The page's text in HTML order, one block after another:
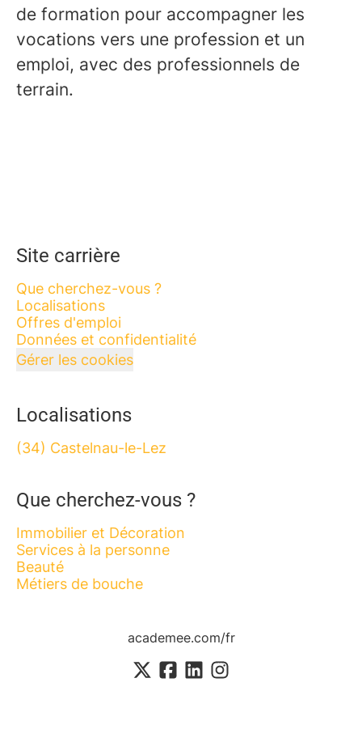
de formation pour accompagner les
vocations vers une profession et un
emploi, avec des professionnels de
terrain.
Site carrière
Que cherchez-vous ?
Localisations
Offres d'emploi
Données et confidentialité
Gérer les cookies
Localisations
(34) Castelnau-le-Lez
Que cherchez-vous ?
Immobilier et Décoration
Services à la personne
Beauté
Métiers de bouche
academee.com/fr